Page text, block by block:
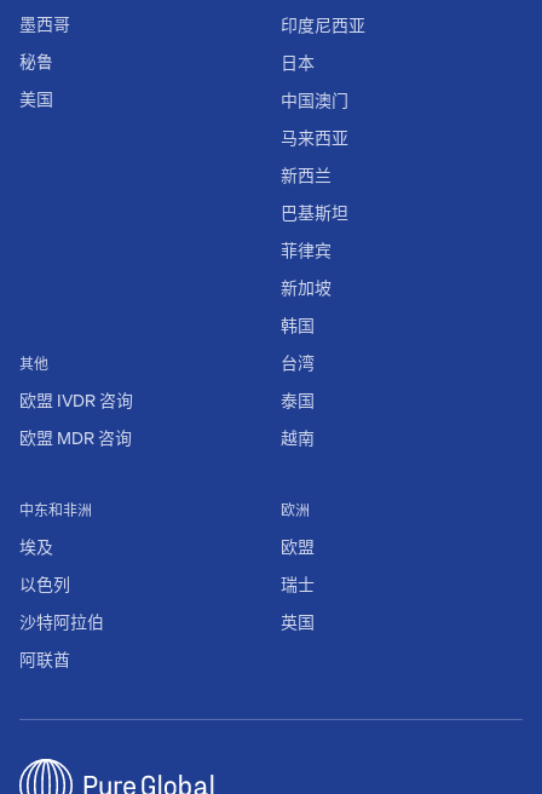
墨西哥
秘鲁
美国
其他
欧盟 IVDR 咨询
欧盟 MDR 咨询
欧洲
欧盟
瑞士
英国
中东和非洲
埃及
以色列
沙特阿拉伯
阿联酋
印度尼西亚
日本
中国澳门
马来西亚
新西兰
巴基斯坦
菲律宾
新加坡
韩国
台湾
泰国
越南